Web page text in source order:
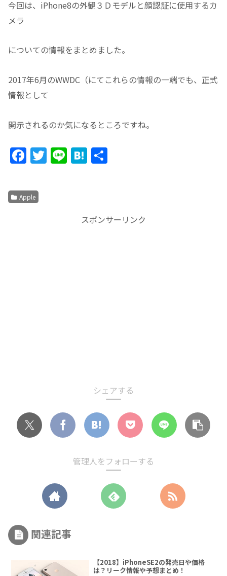
今回は、iPhone8の外観３Ｄモデルと顔認証に使用するカ
メラ
についての情報をまとめました。
2017年6月のWWDC（にてこれらの情報の一端でも、正式
情報として
開示されるのか気になるところですね。
F
c
e
T Li H
a
Apple
スポンサーリンク
シェアする
管理人をフォローする
関連記事
【2018】iPhoneSE2の発売日や価格
は？リーク情報や予想まとめ！